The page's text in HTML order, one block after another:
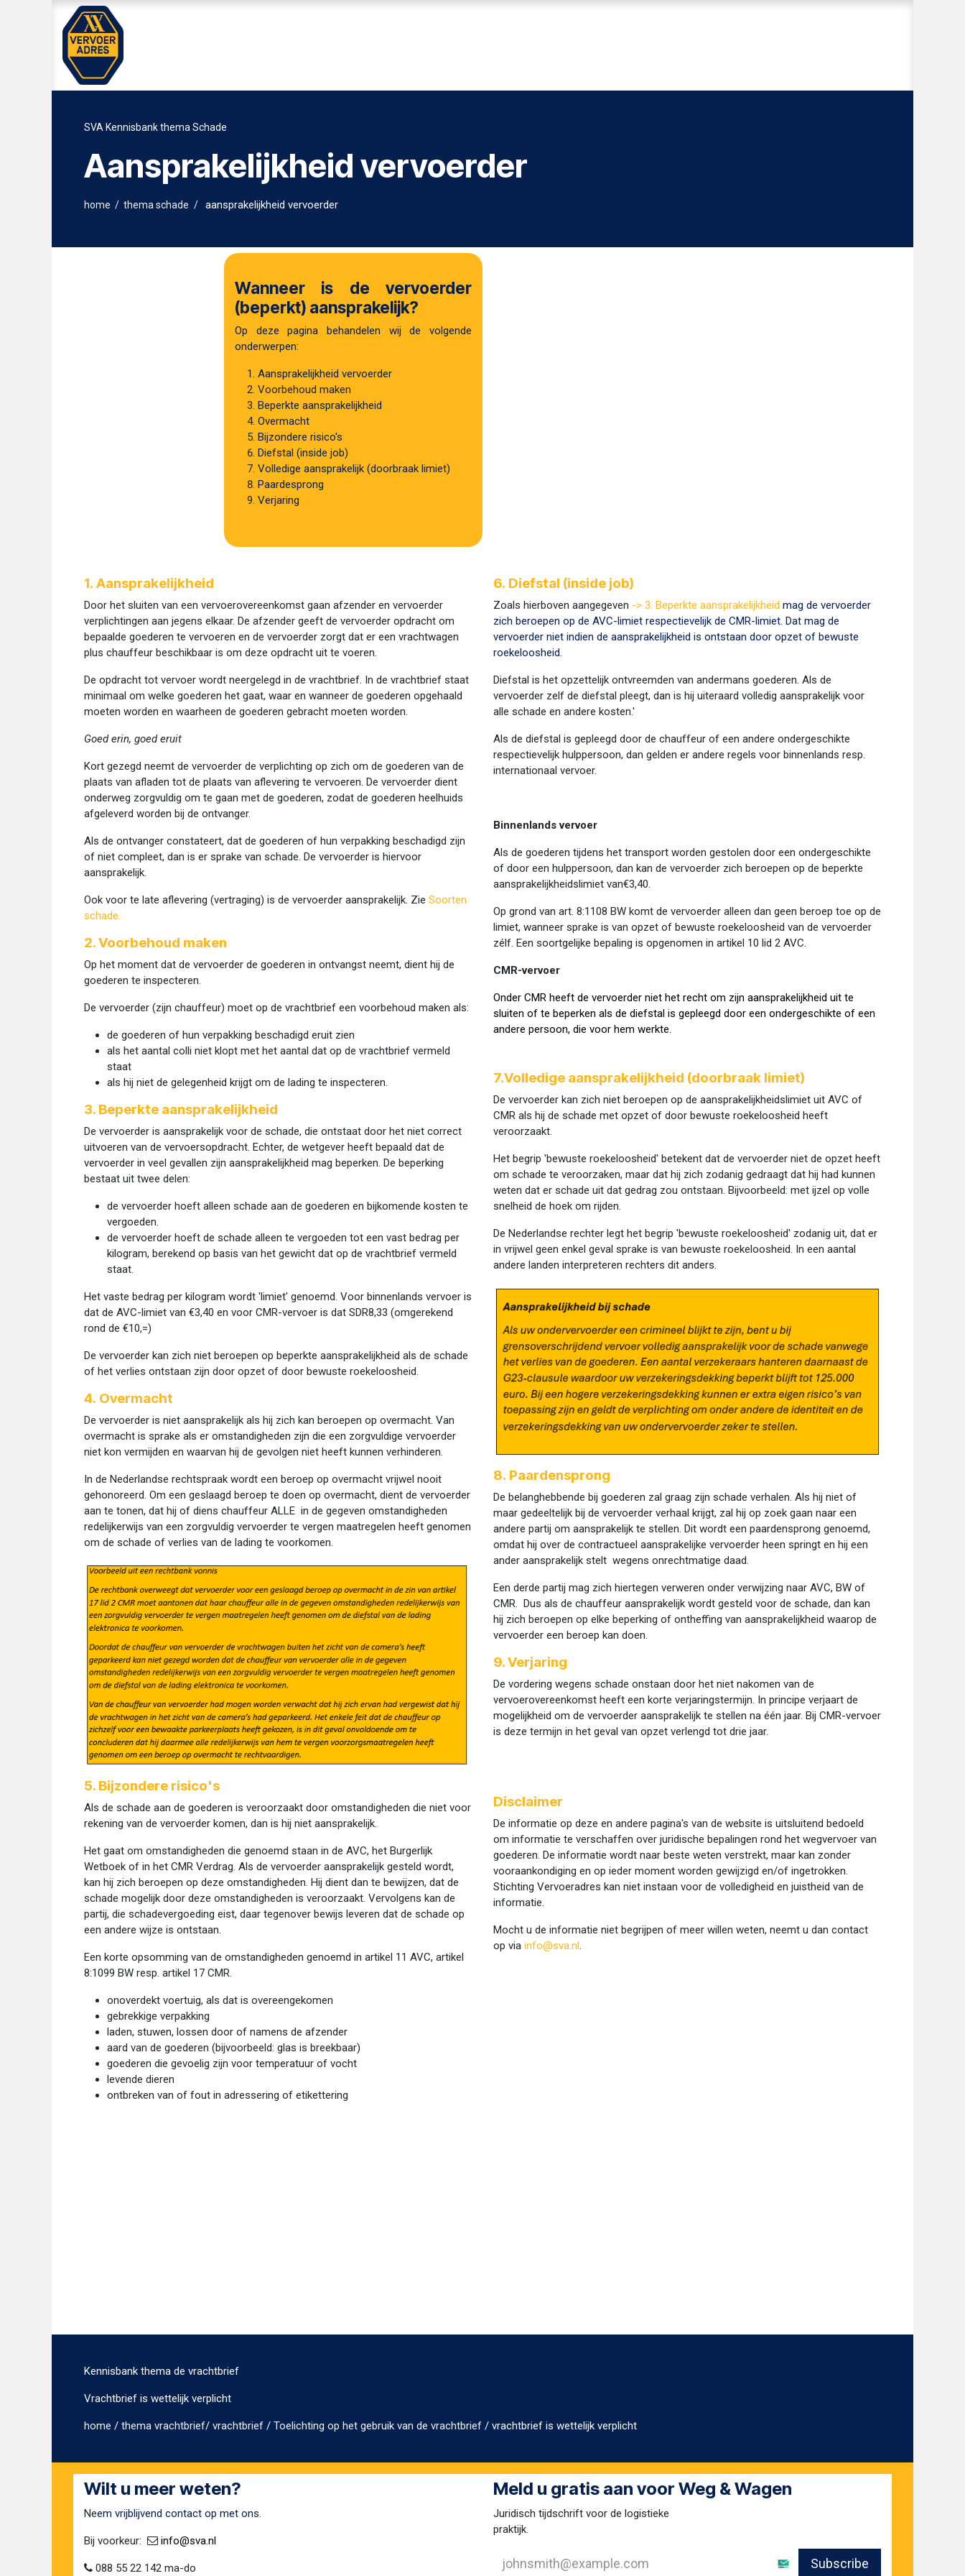
Overslaan naar inhoud
SVA Kennisbank thema Schade
Aansprakelijkheid vervoerder
home / thema schade / aansprakelijkheid vervoerder
Wanneer is de vervoerder
(beperkt) aansprakelijk?
Op deze pagina behandelen wij de volgende
onderwerpen:
Aansprakelijkheid vervoerder
Voorbehoud maken
Beperkte aansprakelijkheid
Overmacht
Bijzondere risico's
Diefstal (inside job)
Volledige aansprakelijk (doorbraak limiet)
Paardesprong
Verjaring
1. Aansprakelijkheid
Door het sluiten van een vervoerovereenkomst gaan afzender en vervoerder
verplichtingen aan jegens elkaar. De afzender geeft de vervoerder opdracht om
bepaalde goederen te vervoeren en de vervoerder zorgt dat er een vrachtwagen
plus chauffeur beschikbaar is om deze opdracht uit te voeren.
De opdracht tot vervoer wordt neergelegd in de vrachtbrief. In de vrachtbrief staat
minimaal om welke goederen het gaat, waar en wanneer de goederen opgehaald
moeten worden en waarheen de goederen gebracht moeten worden.
Goed erin, goed eruit
Kort gezegd neemt de vervoerder de verplichting op zich om de goederen van de
plaats van afladen tot de plaats van aflevering te vervoeren. De vervoerder dient
onderweg zorgvuldig om te gaan met de goederen, zodat de goederen heelhuids
afgeleverd worden bij de ontvanger.
Als de ontvanger constateert, dat de goederen of hun verpakking beschadigd zijn
of niet compleet, dan is er sprake van schade. De vervoerder is hiervoor
aansprakelijk.
Ook voor te late aflevering (vertraging) is de vervoerder aansprakelijk. Zie Soorten
schade.
2. Voorbehoud maken
Op het moment dat de vervoerder de goederen in ontvangst neemt, dient hij de
goederen te inspecteren.
De vervoerder (zijn chauffeur) moet op de vrachtbrief een voorbehoud maken als:
de goederen of hun verpakking beschadigd eruit zien
als het aantal colli niet klopt met het aantal dat op de vrachtbrief vermeld
staat
als hij niet de gelegenheid krijgt om de lading te inspecteren.
3. Beperkte aansprakelijkheid
De vervoerder is aansprakelijk voor de schade, die ontstaat door het niet correct
uitvoeren van de vervoersopdracht. Echter, de wetgever heeft bepaald dat de
vervoerder in veel gevallen zijn aansprakelijkheid mag beperken. De beperking
bestaat uit twee delen:
de vervoerder hoeft alleen schade aan de goederen en bijkomende kosten te
vergoeden.
de vervoerder hoeft de schade alleen te vergoeden tot een vast bedrag per
kilogram, berekend op basis van het gewicht dat op de vrachtbrief vermeld
staat.
Het vaste bedrag per kilogram wordt 'limiet' genoemd. Voor binnenlands vervoer is
dat de AVC-limiet van €3,40 en voor CMR-vervoer is dat SDR8,33 (omgerekend
rond de €10,=)
De vervoerder kan zich niet beroepen op beperkte aansprakelijkheid als de schade
of het verlies ontstaan zijn door opzet of door bewuste roekeloosheid.
4. Overmacht
De vervoerder is niet aansprakelijk als hij zich kan beroepen op overmacht. Van
overmacht is sprake als er omstandigheden zijn die een zorgvuldige vervoerder
niet kon vermijden en waarvan hij de gevolgen niet heeft kunnen verhinderen.
In de Nederlandse rechtspraak wordt een beroep op overmacht vrijwel nooit
gehonoreerd. Om een geslaagd beroep te doen op overmacht, dient de vervoerder
aan te tonen, dat hij of diens chauffeur ALLE in de gegeven omstandigheden
redelijkerwijs van een zorgvuldig vervoerder te vergen maatregelen heeft genomen
om de schade of verlies van de lading te voorkomen.
5. Bijzondere risico's
Als de schade aan de goederen is veroorzaakt door omstandigheden die niet voor
rekening van de vervoerder komen, dan is hij niet aansprakelijk.
Het gaat om omstandigheden die genoemd staan in de AVC, het Burgerlijk
Wetboek of in het CMR Verdrag. Als de vervoerder aansprakelijk gesteld wordt,
kan hij zich beroepen op deze omstandigheden. Hij dient dan te bewijzen, dat de
schade mogelijk door deze omstandigheden is veroorzaakt. Vervolgens kan de
partij, die schadevergoeding eist, daar tegenover bewijs leveren dat de schade op
een andere wijze is ontstaan.
Een korte opsomming van de omstandigheden genoemd in artikel 11 AVC, artikel
8:1099 BW resp. artikel 17 CMR.
onoverdekt voertuig, als dat is overeengekomen
gebrekkige verpakking
laden, stuwen, lossen door of namens de afzender
aard van de goederen (bijvoorbeeld: glas is breekbaar)
goederen die gevoelig zijn voor temperatuur of vocht
levende dieren
ontbreken van of fout in adressering of etikettering
​6. Diefstal (inside job)
Zoals hierboven aangegeven -> 3. Beperkte aansprakelijkheid mag de vervoerder
zich beroepen op de AVC-limiet​ respectievelijk de CMR-limiet. Dat mag de
vervoerder niet indien de aansprakelijkheid is ontstaan door opzet of bewuste
roekeloosheid.
Diefstal is het opzettelijk ontvreemden van andermans goederen. Als de
vervoerder zelf de diefstal pleegt, dan is hij uiteraard volledig aansprakelijk voor
alle schade en andere kosten.'
Als de diefstal is gepleegd door de chauffeur of een andere ondergeschikte
respectievelijk hulppersoon, dan gelden er andere regels voor binnenlands resp.
internationaal vervoer.
Binnenlands vervoer
Als de goederen tijdens het transport worden gestolen door een ondergeschikte
of door een hulppersoon, dan kan de vervoerder zich beroepen op de beperkte
aansprakelijkheidslimiet van€3,40.
Op grond van art. 8:1108 BW komt de vervoerder alleen dan geen beroep toe op de
limiet, wanneer sprake is van opzet of bewuste roekeloosheid van de vervoerder
zélf. Een soortgelijke bepaling is opgenomen in artikel 10 lid 2 AVC.
CMR-vervoer
Onder CMR heeft de vervoerder niet het recht om zijn aansprakelijkheid uit te
sluiten of te beperken als de diefstal is gepleegd door een ondergeschikte of een
andere persoon, die voor hem werkte.
7.Volledige aansprakelijkheid (doorbraak limiet)
De vervoerder kan zich niet beroepen op de aansprakelijkheidslimiet uit AVC of
CMR als hij de schade met opzet of door bewuste roekeloosheid heeft
veroorzaakt.
Het begrip 'bewuste roekeloosheid' betekent dat de vervoerder niet de opzet heeft
om schade te veroorzaken, maar dat hij zich zodanig gedraagt dat hij had kunnen
weten dat er schade uit dat gedrag zou ontstaan. Bijvoorbeeld: met ijzel op volle
snelheid de hoek om rijden.
De Nederlandse rechter legt het begrip 'bewuste roekeloosheid' zodanig uit, dat er
in vrijwel geen enkel geval sprake is van bewuste roekeloosheid. In een aantal
andere landen interpreteren rechters dit anders.
8. Paardensprong
De belanghebbende bij goederen zal graag zijn schade verhalen. Als hij niet of
maar gedeeltelijk bij de vervoerder verhaal krijgt, zal hij op zoek gaan naar een
andere partij om aansprakelijk te stellen. Dit wordt een paardensprong genoemd,
omdat hij over de contractueel aansprakelijke vervoerder heen springt en hij een
ander aansprakelijk stelt wegens onrechtmatige daad.
Een derde partij mag zich hiertegen verweren onder verwijzing naar AVC, BW of
CMR. Dus als de chauffeur aansprakelijk wordt gesteld voor de schade, dan kan
hij zich beroepen op elke beperking of ontheffing van aansprakelijkheid waarop de
vervoerder een beroep kan doen.
9. Verjaring
De vordering wegens schade onstaan door het niet nakomen van de
vervoerovereenkomst heeft een korte verjaringstermijn. In principe verjaart de
mogelijkheid om de vervoerder aansprakelijk te stellen na één jaar. Bij CMR-vervoer
is deze termijn in het geval van opzet verlengd tot drie jaar.
Disclaimer
De informatie op deze en andere pagina's van de website is uitsluitend bedoeld
om informatie te verschaffen over juridische bepalingen rond het wegvervoer van
goederen. De informatie wordt naar beste weten verstrekt, maar kan zonder
vooraankondiging en op ieder moment worden gewijzigd en/of ingetrokken.
Stichting Vervoeradres kan niet instaan voor de volledigheid en juistheid van de
informatie.
Mocht u de informatie niet begrijpen of meer willen weten, neemt u dan contact
op via info@sva.nl.
Kennisbank thema de vrachtbrief
Vrachtbrief is wettelijk verplicht
home / thema vrachtbrief/ vrachtbrief / Toelichting op het gebruik van de vrachtbrief / vrachtbrief is wettelijk verplicht
Wilt u meer weten?
Neem vrijblijvend contact op met ons.
Bij voorkeur:​ ​ info@sva​.nl
088 55 22 142 ma-do
Meld u gratis aan voor Weg & Wagen
Juridisch tijdschrift voor de logistieke
praktijk.
Subscribe